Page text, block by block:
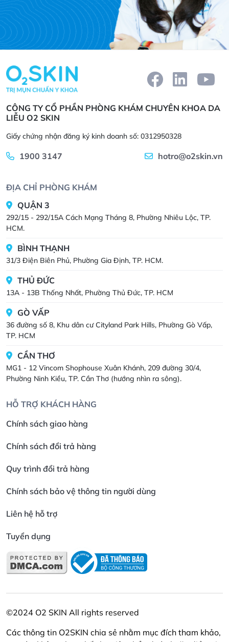
CÔNG TY CỔ PHẦN PHÒNG KHÁM CHUYÊN KHOA DA
LIỄU O2 SKIN
Giấy chứng nhận đăng ký kinh doanh số: 0312950328
1900 3147 hotro@o2skin.vn
ĐỊA CHỈ PHÒNG KHÁM
QUẬN 3
292/15 - 292/15A Cách Mạng Tháng 8, Phường Nhiêu Lộc, TP.
HCM.
BÌNH THẠNH
31/3 Điện Biên Phủ, Phường Gia Định, TP. HCM.
THỦ ĐỨC
13A - 13B Thống Nhất, Phường Thủ Đức, TP. HCM
GÒ VẤP
36 đường số 8, Khu dân cư Cityland Park Hills, Phường Gò Vấp,
TP. HCM
CẦN THƠ
MG1 - 12 Vincom Shophouse Xuân Khánh, 209 đường 30/4,
Phường Ninh Kiều, TP. Cần Thơ (hướng nhìn ra sông).
HỖ TRỢ KHÁCH HÀNG
Chính sách giao hàng
Chính sách đổi trả hàng
Quy trình đổi trả hàng
Chính sách bảo vệ thông tin người dùng
Liên hệ hỗ trợ
Tuyển dụng
©2024 O2 SKIN All rights reserved
Các thông tin O2SKIN chia sẻ nhằm mục đích tham khảo,